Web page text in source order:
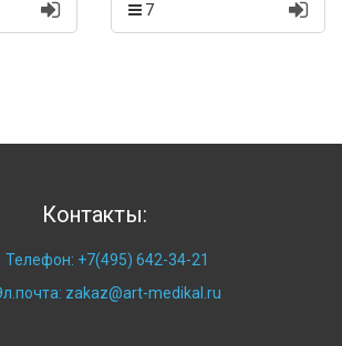
7
Контакты:
Телефон: +7(495) 642-34-21
zakaz@art-medikal.ru